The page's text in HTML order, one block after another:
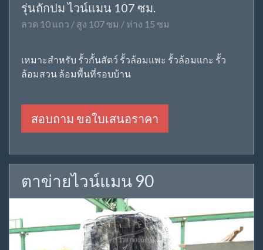
รุ่นถักปม ไวน์แมน 107 ซม.
ลวด 10 แถว / สูง 107 ซม / ห่าง 15 ซม
เหมาะสำหรับ รั้วกั้นสัตว์ รั้วล้อมแพะ รั้วล้อมแกะ รั้ว
ล้อมสวน ล้อมพื้นที่รอบบ้าน
สอบถาม ขอใบเสนอราคา
ตาข่ายไวน์แมน 90